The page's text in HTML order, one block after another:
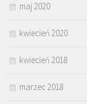
maj 2020
kwiecień 2020
kwiecień 2018
marzec 2018